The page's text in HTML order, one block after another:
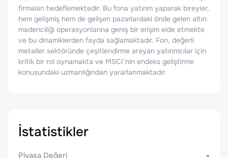
firmaları hedeflemektedir. Bu fona yatırım yaparak bireyler,
hem gelişmiş hem de gelişen pazarlardaki önde gelen altın
madenciliği operasyonlarına geniş bir erişim elde etmekte
ve bu dinamiklerden fayda sağlamaktadır. Fon, değerli
metaller sektöründe çeşitlendirme arayan yatırımcılar için
kritik bir rol oynamakta ve MSCI’nin endeks geliştirme
konusundaki uzmanlığından yararlanmaktadır.
İstatistikler
Piyasa Değeri
-